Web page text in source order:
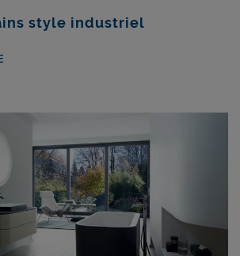
style industriel